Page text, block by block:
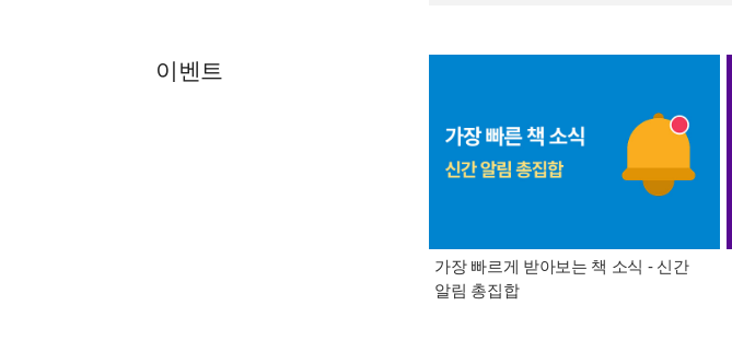
이벤트
가장 빠르게 받아보는 책 소식 - 신간
알림 총집합